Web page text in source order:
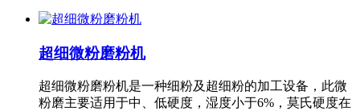
超细微粉磨粉机
超细微粉磨粉机是一种细粉及超细粉的加工设备，此微
粉磨主要适用于中、低硬度，湿度小于6%，莫氏硬度在